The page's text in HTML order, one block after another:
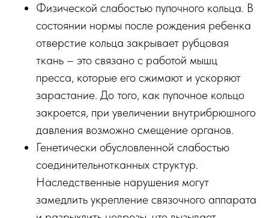
Физической слабостью пупочного кольца. В
состоянии нормы после рождения ребенка
отверстие кольца закрывает рубцовая
ткань – это связано с работой мышц
пресса, которые его сжимают и ускоряют
зарастание. До того, как пупочное кольцо
закроется, при увеличении внутрибрюшного
давления возможно смещение органов.
Генетически обусловленной слабостью
соединительнотканных структур.
Наследственные нарушения могут
замедлить укрепление связочного аппарата